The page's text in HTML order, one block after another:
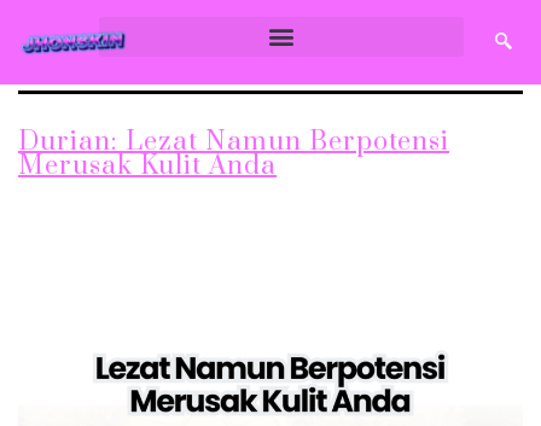
Durian: Lezat Namun Berpotensi
Merusak Kulit Anda